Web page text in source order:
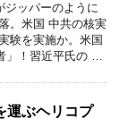
ジッパーのように
。米国 中共の核実
験を実施か。米国
」！習近平氏の …
運ぶヘリコプ